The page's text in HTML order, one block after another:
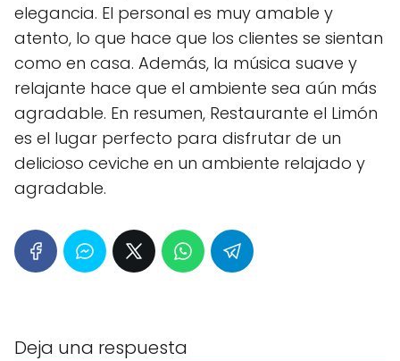
elegancia. El personal es muy amable y
atento, lo que hace que los clientes se sientan
como en casa. Además, la música suave y
relajante hace que el ambiente sea aún más
agradable. En resumen, Restaurante el Limón
es el lugar perfecto para disfrutar de un
delicioso ceviche en un ambiente relajado y
agradable.
Deja una respuesta